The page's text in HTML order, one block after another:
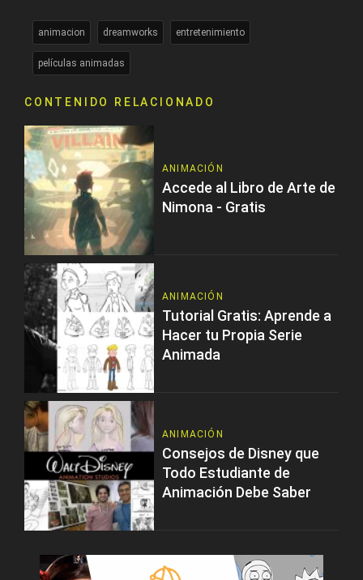
animacion dreamworks entretenimiento
películas animadas
CONTENIDO RELACIONADO
ANIMACIÓN
Accede al Libro de Arte de
Nimona - Gratis
ANIMACIÓN
Tutorial Gratis: Aprende a
Hacer tu Propia Serie
Animada
ANIMACIÓN
Consejos de Disney que
Todo Estudiante de
Animación Debe Saber